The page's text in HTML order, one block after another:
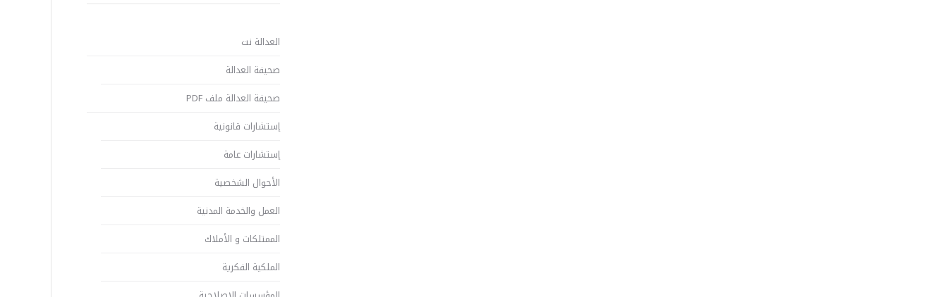
العدالة نت
صحيفة العدالة
صحيفة العدالة ملف PDF
إستشارات قانونية
إستشارات عامة
الأحوال الشخصية
العمل والخدمة المدنية
الممتلكات و الأملاك
الملكية الفكرية